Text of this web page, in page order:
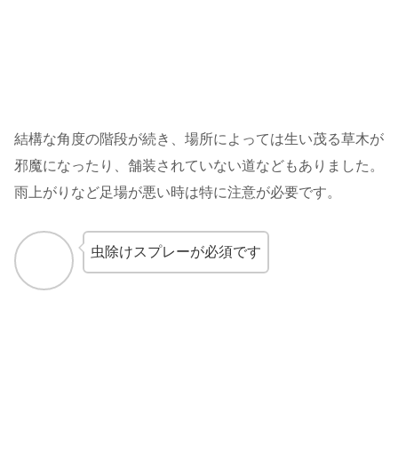
結構な角度の階段が続き、場所によっては生い茂る草木が
邪魔になったり、舗装されていない道などもありました。
雨上がりなど足場が悪い時は特に注意が必要です。
虫除けスプレーが必須です